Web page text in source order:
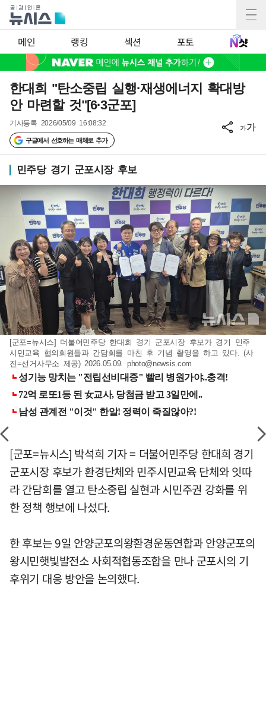
메인 랭킹 섹션 포토
한대희 "탄소중립 실행·재생에너지 확대방
안 마련할 것"[6·3군포]
기사등록 2026/05/09 16:08:32
구글에서 선호하는 매체로 추가
가가
민주당 경기 군포시장 후보
[군포=뉴시스] 더불어민주당 한대희 경기 군포시장 후보가 경기 민주
시민교육 협의회원들과 간담회를 마친 후 기념 촬영을 하고 있다. (사
진=선거사무소 제공) 2026.05.09. photo@newsis.com
[군포=뉴시스] 박석희 기자 = 더불어민주당 한대희 경기
군포시장 후보가 환경단체와 민주시민교육 단체와 잇따
라 간담회를 열고 탄소중립 실현과 시민주권 강화를 위
한 정책 행보에 나섰다.
한 후보는 9일 안양군포의왕환경운동연합과 안양군포의
왕시민햇빛발전소 사회적협동조합을 만나 군포시의 기
후위기 대응 방안을 논의했다.